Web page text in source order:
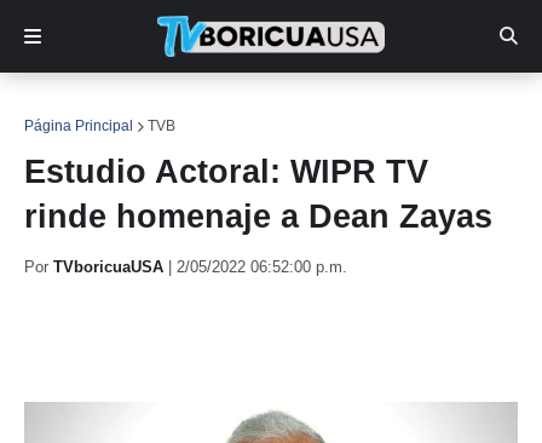
Página Principal TVB
Estudio Actoral: WIPR TV
rinde homenaje a Dean Zayas
Por TVboricuaUSA 2/05/2022 06:52:00 p.m.